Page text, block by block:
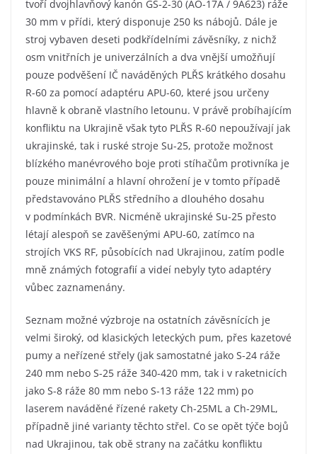
tvoří dvojhlavňový kanón GŠ-2-30 (AO-17A / 9A623) ráže
30 mm v přídi, který disponuje 250 ks nábojů. Dále je
stroj vybaven deseti podkřídelními závěsníky, z nichž
osm vnitřních je univerzálních a dva vnější umožňují
pouze podvěšení IČ naváděných PLŘS krátkého dosahu
R-60 za pomocí adaptéru APU-60, které jsou určeny
hlavně k obraně vlastního letounu. V právě probíhajícím
konfliktu na Ukrajině však tyto PLŘS R-60 nepoužívají jak
ukrajinské, tak i ruské stroje Su-25, protože možnost
blízkého manévrového boje proti stíhačům protivníka je
pouze minimální a hlavní ohrožení je v tomto případě
představováno PLŘS středního a dlouhého dosahu
v podmínkách BVR. Nicméně ukrajinské Su-25 přesto
létají alespoň se zavěšenými APU-60, zatímco na
strojích VKS RF, působících nad Ukrajinou, zatím podle
mně známých fotografií a videí nebyly tyto adaptéry
vůbec zaznamenány.
Seznam možné výzbroje na ostatních závěsnících je
velmi široký, od klasických leteckých pum, přes kazetové
pumy a neřízené střely (jak samostatné jako S-24 ráže
240 mm nebo S-25 ráže 340-420 mm, tak i v raketnicích
jako S-8 ráže 80 mm nebo S-13 ráže 122 mm) po
laserem naváděné řízené rakety Ch-25ML a Ch-29ML,
případně jiné varianty těchto střel. Co se opět týče bojů
nad Ukrajinou, tak obě strany na začátku konfliktu